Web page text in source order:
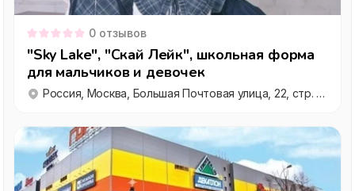
0 отзывов
"Sky Lake", "Скай Лейк", школьная форма
для мальчиков и девочек
Россия, Москва, Большая Почтовая улица, 22, стр. 4, этаж 1